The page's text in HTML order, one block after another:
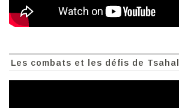
Les combats et les défis de Tsahal